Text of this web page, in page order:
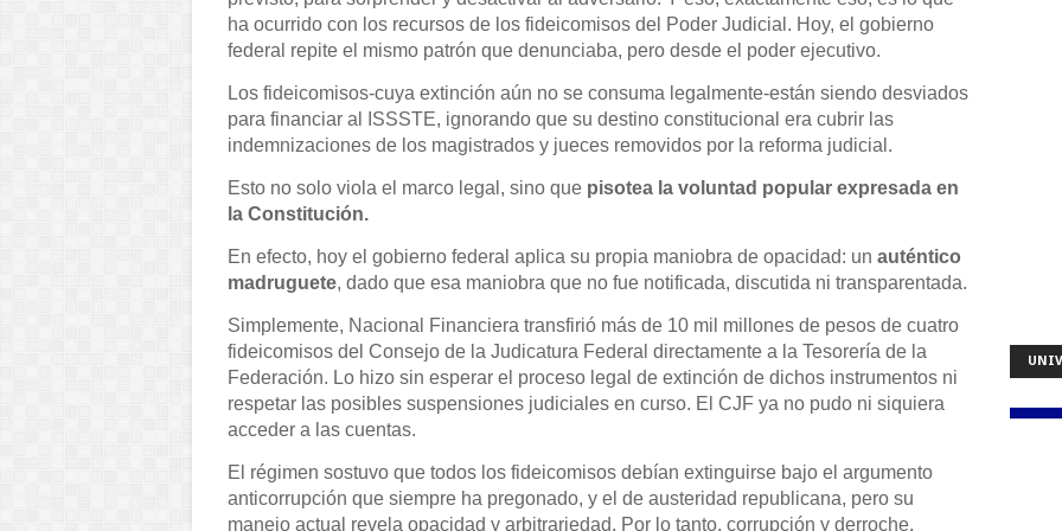
ha ocurrido con los recursos de los fideicomisos del Poder Judicial. Hoy, el gobierno
federal repite el mismo patrón que denunciaba, pero desde el poder ejecutivo.
Los fideicomisos-cuya extinción aún no se consuma legalmente-están siendo desviados
para financiar al ISSSTE, ignorando que su destino constitucional era cubrir las
indemnizaciones de los magistrados y jueces removidos por la reforma judicial.
Esto no solo viola el marco legal, sino que pisotea la voluntad popular expresada en
la Constitución.
En efecto, hoy el gobierno federal aplica su propia maniobra de opacidad: un auténtico
madruguete, dado que esa maniobra que no fue notificada, discutida ni transparentada.
Simplemente, Nacional Financiera transfirió más de 10 mil millones de pesos de cuatro
fideicomisos del Consejo de la Judicatura Federal directamente a la Tesorería de la
Federación. Lo hizo sin esperar el proceso legal de extinción de dichos instrumentos ni
respetar las posibles suspensiones judiciales en curso. El CJF ya no pudo ni siquiera
acceder a las cuentas.
El régimen sostuvo que todos los fideicomisos debían extinguirse bajo el argumento
anticorrupción que siempre ha pregonado, y el de austeridad republicana, pero su
manejo actual revela opacidad y arbitrariedad. Por lo tanto, corrupción y derroche.